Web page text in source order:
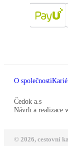
O společnosti
Čedok a.s
Návrh a realizace
© 2026, cestovní